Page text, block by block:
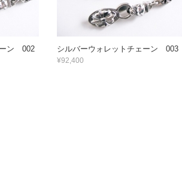
ーン 002 シルバーウォレットチェーン 003
¥92,400